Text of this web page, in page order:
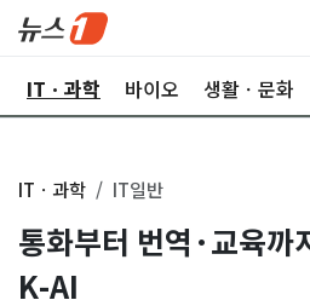
ITㆍ과학 바이오 생활ㆍ문화
ITㆍ과학 IT일반
통화부터 번역·교육까
K-AI